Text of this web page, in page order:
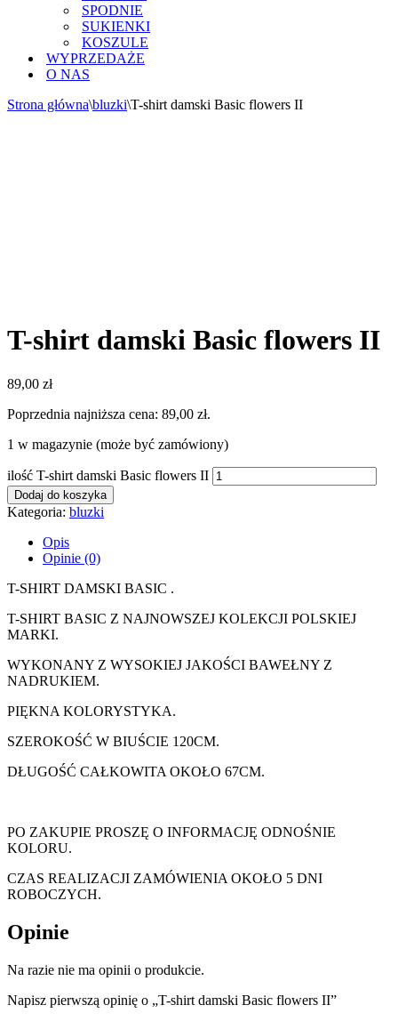
SPODNIE
SUKIENKI
KOSZULE
WYPRZEDAŻE
O NAS
Strona główna\bluzki\T-shirt damski Basic flowers II
T-shirt damski Basic flowers II
89,00 zł
Poprzednia najniższa cena: 89,00 zł.
1 w magazynie (może być zamówiony)
ilość T-shirt damski Basic flowers II
Dodaj do koszyka
Kategoria: bluzki
Opis
Opinie (0)
T-SHIRT DAMSKI BASIC .
T-SHIRT BASIC Z NAJNOWSZEJ KOLEKCJI POLSKIEJ
MARKI.
WYKONANY Z WYSOKIEJ JAKOŚCI BAWEŁNY Z
NADRUKIEM.
PIĘKNA KOLORYSTYKA.
SZEROKOŚĆ W BIUŚCIE 120CM.
DŁUGOŚĆ CAŁKOWITA OKOŁO 67CM.
PO ZAKUPIE PROSZĘ O INFORMACJĘ ODNOŚNIE
KOLORU.
CZAS REALIZACJI ZAMÓWIENIA OKOŁO 5 DNI
ROBOCZYCH.
Opinie
Na razie nie ma opinii o produkcie.
Napisz pierwszą opinię o „T-shirt damski Basic flowers II”